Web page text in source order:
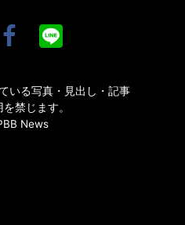
いる写真・見出し・記事
禁じます。
News